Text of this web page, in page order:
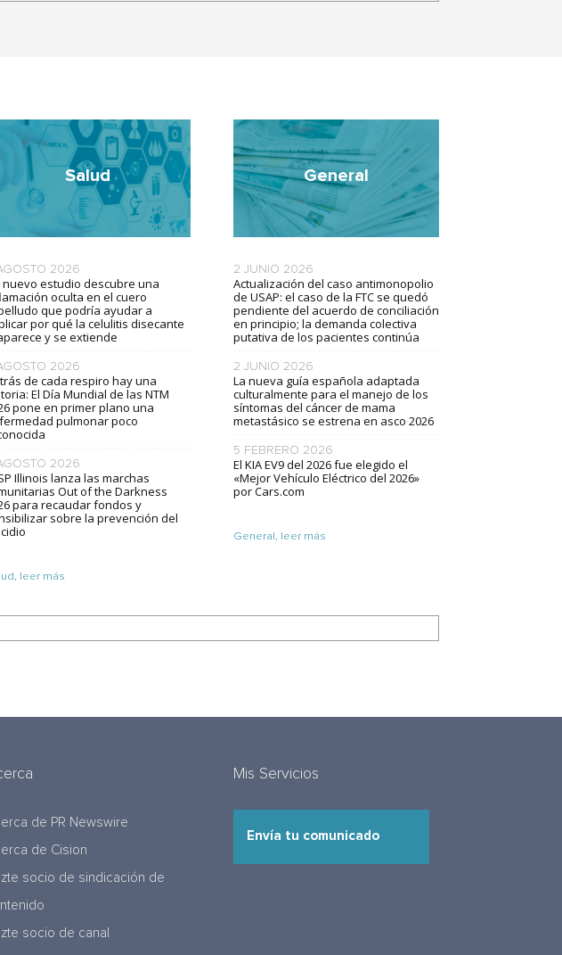
Salud
2026
nuevo estudio descubre una
oculta en el cuero
que podría ayudar a
por qué la celulitis disecante
y se extiende
2026
de cada respiro hay una
El Día Mundial de las NTM
pone en primer plano una
pulmonar poco
2026
Illinois lanza las marchas
Out of the Darkness
para recaudar fondos y
sobre la prevención del
leer más
General
2 JUNIO 2026
Actualización del caso antimonopolio
de USAP: el caso de la FTC se quedó
pendiente del acuerdo de conciliación
en principio; la demanda colectiva
putativa de los pacientes continúa
2 JUNIO 2026
La nueva guía española adaptada
culturalmente para el manejo de los
síntomas del cáncer de mama
metastásico se estrena en asco 2026
5 FEBRERO 2026
El KIA EV9 del 2026 fue elegido el
«Mejor Vehículo Eléctrico del 2026»
por Cars.com
General, leer más
de PR Newswire
de Cision
socio de sindicación de
socio de canal
Mis Servicios
Envía tu comunicado